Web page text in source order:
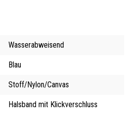
Wasserabweisend
Blau
Stoff/Nylon/Canvas
Halsband mit Klickverschluss